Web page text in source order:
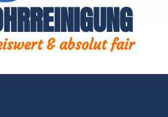
& absolut fair